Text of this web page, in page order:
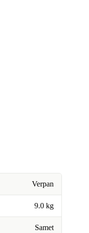
Verpan
9.0 kg
Samet